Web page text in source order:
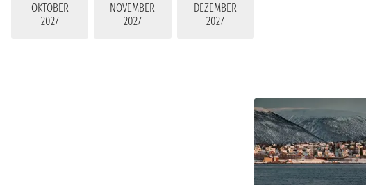
OKTOBER
2027
NOVEMBER
2027
DEZEMBER
2027